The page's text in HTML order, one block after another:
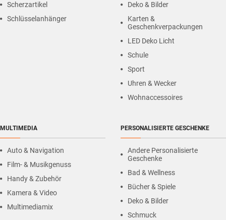
Scherzartikel
Schlüsselanhänger
Deko & Bilder
Karten &
Geschenkverpackungen
LED Deko Licht
Schule
Sport
Uhren & Wecker
Wohnaccessoires
MULTIMEDIA
Auto & Navigation
Film- & Musikgenuss
Handy & Zubehör
Kamera & Video
Multimediamix
PERSONALISIERTE GESCHENKE
Andere Personalisierte
Geschenke
Bad & Wellness
Bücher & Spiele
Deko & Bilder
Schmuck